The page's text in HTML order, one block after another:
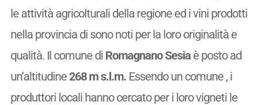
le attività agricolturali della regione ed i vini prodotti
nella provincia di sono noti per la loro originalità e
qualità. Il comune di Romagnano Sesiaè posto ad
un’altitudine268 m s.l.m.Essendo un comune , i
produttori locali hanno cercato per i loro vigneti le